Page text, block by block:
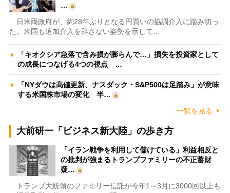
…
日米両政府が、約28年ぶりとなる円買いの協調介入に踏み切っ
た。米国も追加介入を辞さない姿勢を示して…
「キオクシア急落で含み損が膨らんで…」損失を投資家として
の成長につなげる4つの視点 …
「NYダウは高値更新、ナスダック・S&P500は足踏み」が意味
する米国株市場の変化 半…
一覧を見る
大前研一「ビジネス新大陸」の歩き方
「イラン戦争を利用して儲けている」利益相反と
の批判が強まるトランプファミリーの不正蓄財
疑…
トランプ大統領のファミリー信託が今年1～3月に3000回以上も